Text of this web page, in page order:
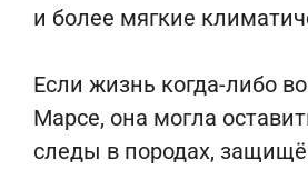
и более мягкие
Если жизнь когда-либо
Марсе, она могла
следы в породах,